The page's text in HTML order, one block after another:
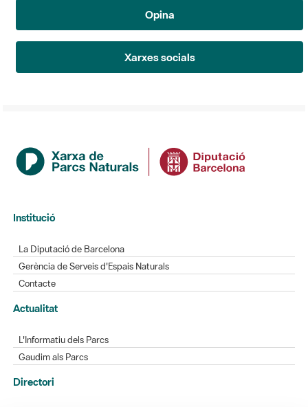
Opina
Xarxes socials
Institució
La Diputació de Barcelona
Gerència de Serveis d'Espais Naturals
Contacte
Actualitat
L'Informatiu dels Parcs
Gaudim als Parcs
Directori